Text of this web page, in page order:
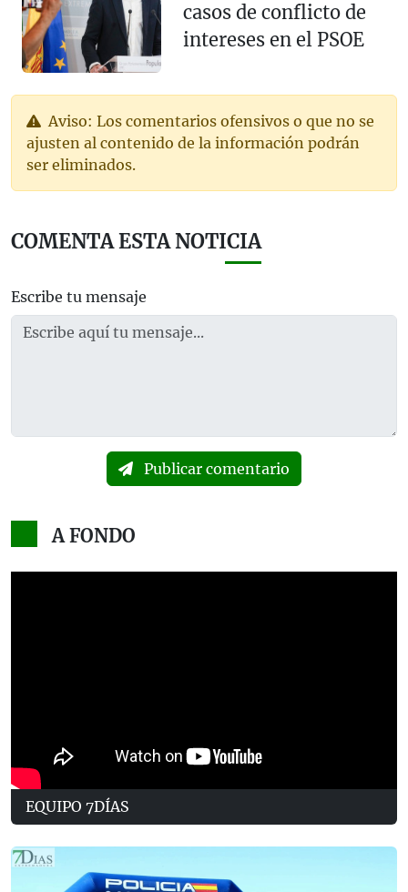
casos de conflicto de
intereses en el PSOE
Aviso: Los comentarios ofensivos o que no se
ajusten al contenido de la información podrán
ser eliminados.
COMENTA ESTA NOTICIA
Escribe tu mensaje
Publicar comentario
A FONDO
EQUIPO 7DÍAS